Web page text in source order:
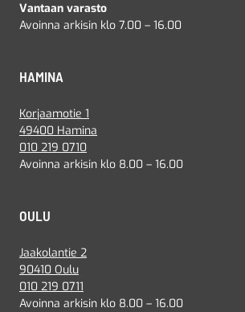
Vantaan varasto
Avoinna arkisin klo 7.00 – 16.00
HAMINA
Korjaamotie 1
49400 Hamina
010 219 0710
Avoinna arkisin klo 8.00 – 16.00
OULU
Jaakolantie 2
90410 Oulu
010 219 0711
Avoinna arkisin klo 8.00 – 16.00